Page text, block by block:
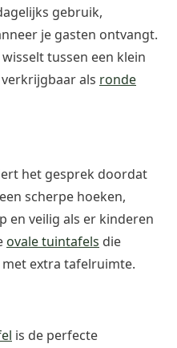
gebruik,
je gasten ontvangt.
tussen een klein
als ronde
het gesprek doordat
scherpe hoeken,
en veilig als er kinderen
ovale tuintafels die
extra tafelruimte.
is de perfecte